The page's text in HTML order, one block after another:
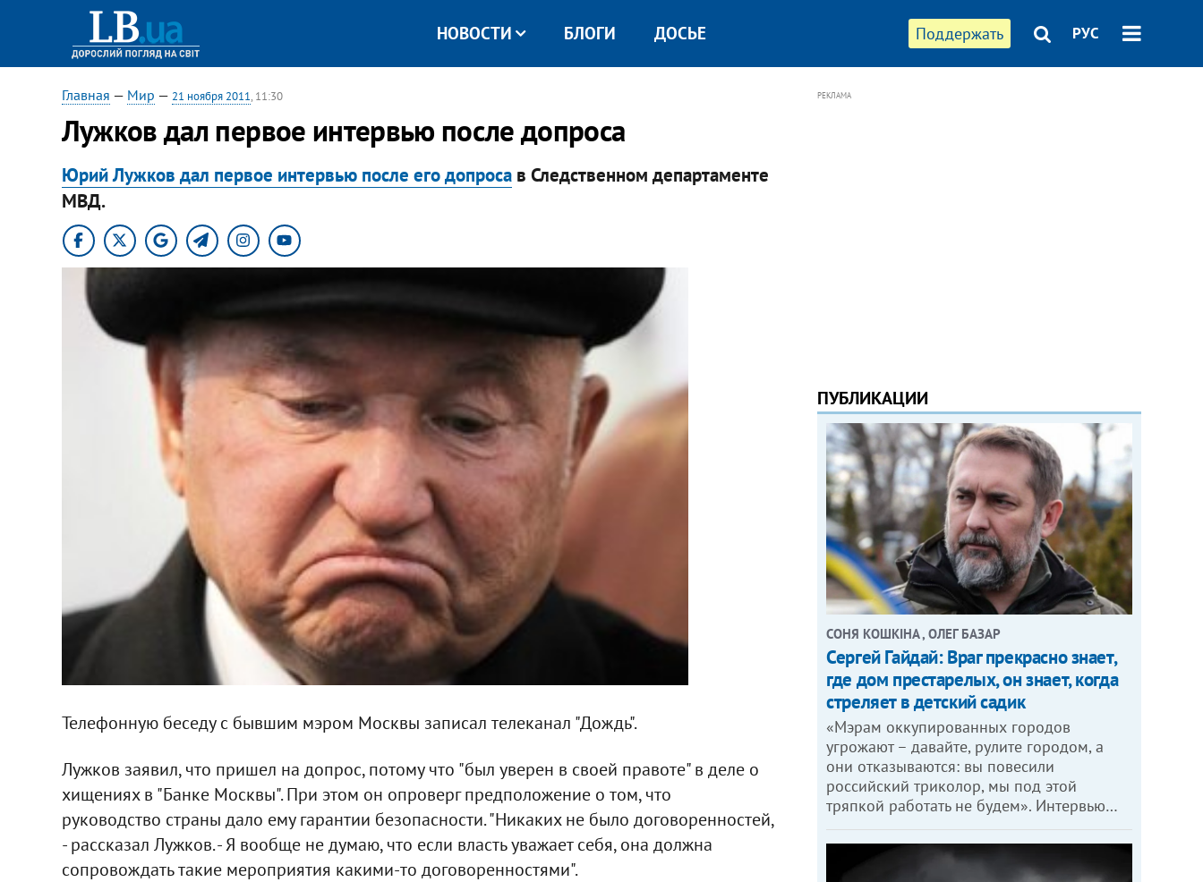
Поддержать РУС
НОВОСТИ БЛОГИ ДОСЬЕ
Главная — Мир — 21 ноября 2011, 11:30
​Лужков дал первое интервью после допроса
Юрий Лужков дал первое интервью после его допросав Следственном департаменте
МВД.
Телефонную беседу с бывшим мэром Москвы записал телеканал "Дождь".
Лужков заявил, что пришел на допрос, потому что "был уверен в своей правоте" в деле о
хищениях в "Банке Москвы". При этом он опроверг предположение о том, что
руководство страны дало ему гарантии безопасности. "Никаких не было договоренностей,
- рассказал Лужков. - Я вообще не думаю, что если власть уважает себя, она должна
сопровождать такие мероприятия какими-то договоренностями".
РЕКЛАМА
ПУБЛИКАЦИИ
СОНЯ КОШКІНА , ОЛЕГ БАЗАР
Сергей Гайдай: Враг прекрасно знает,
где дом престарелых, он знает, когда
стреляет в детский садик
«Мэрам оккупированных городов
угрожают – давайте, рулите городом, а
они отказываются: вы повесили
российский триколор, мы под этой
тряпкой работать не будем». Интервью…